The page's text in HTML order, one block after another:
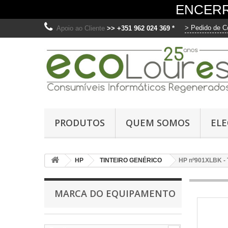
Apoio ao Cliente >> +351 962 024 369 * > Pedido de
PRODUTOS QUEM SOMOS
HP TINTEIRO GENÉRICO HP nº901XLBK
MARCA DO EQUIPAMENTO